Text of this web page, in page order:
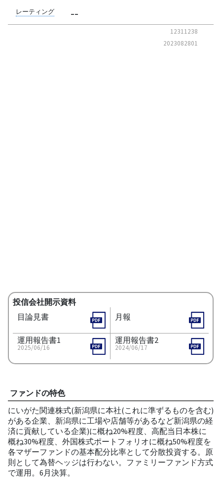
レーティング --
12311238
2023082801
投信会社開示資料
目論見書
月報
運用報告書1
2025/06/16
運用報告書2
2024/06/17
ファンドの特色
にいがた関連株式(新潟県に本社(これに準ずるものを含む)
がある企業、新潟県に工場や店舗等があるなど新潟県の経
済に貢献している企業)に概ね20%程度、高配当日本株に
概ね30%程度、外国株式ポートフォリオに概ね50%程度を
各マザーファンドの基本配分比率として分散投資する。原
則として為替ヘッジは行わない。ファミリーファンド方式
で運用。6月決算。